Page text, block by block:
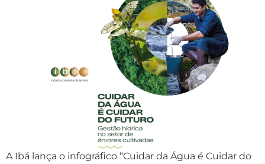
A Ibá lança o infográfico “Cuidar da Água é Cuidar do